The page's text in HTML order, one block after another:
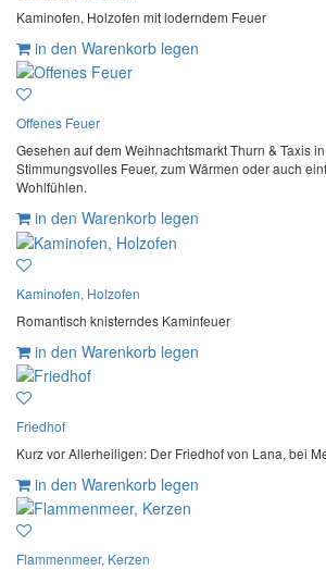
Kaminofen, Holzofen mit loderndem Feuer
in den Warenkorb legen
Offenes Feuer
Gesehen auf dem Weihnachtsmarkt Thurn & Taxis
Stimmungsvolles Feuer, zum Wärmen oder auch
Wohlfühlen.
in den Warenkorb legen
Kaminofen, Holzofen
Romantisch knisterndes Kaminfeuer
in den Warenkorb legen
Friedhof
Kurz vor Allerheiligen: Der Friedhof von Lana, bei
in den Warenkorb legen
Flammenmeer, Kerzen